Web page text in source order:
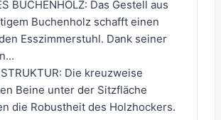
BUCHENHOLZ: Das Gestell aus
Buchenholz schafft einen
Esszimmerstuhl. Dank seiner
STRUKTUR: Die kreuzweise
Beine unter der Sitzfläche
die Robustheit des Holzhockers.